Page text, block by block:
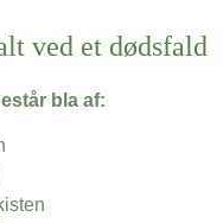
ved et dødsfald
bla af: